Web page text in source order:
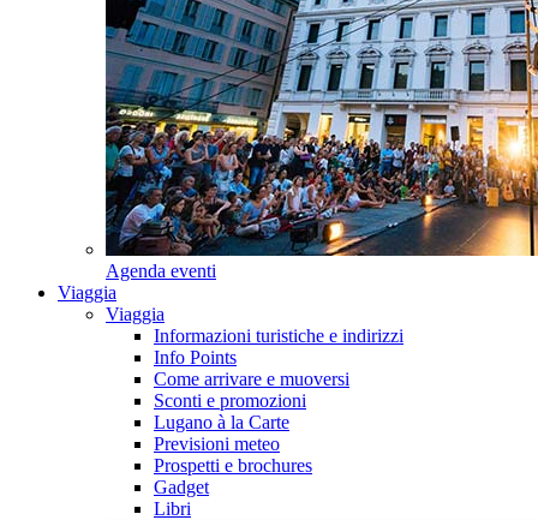
Agenda eventi
Viaggia
Viaggia
Informazioni turistiche e indirizzi
Info Points
Come arrivare e muoversi
Sconti e promozioni
Lugano à la Carte
Previsioni meteo
Prospetti e brochures
Gadget
Libri